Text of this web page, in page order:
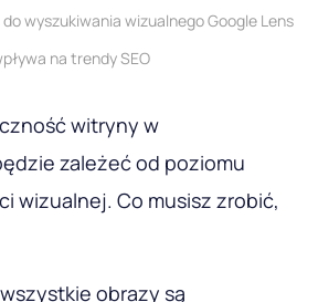
to ważny trend w SEO.
rozwoju AI
przez popularne
Teraz algorytmy skutecznie
typ
teksturę) i łatwo
obiektów z ich bazy